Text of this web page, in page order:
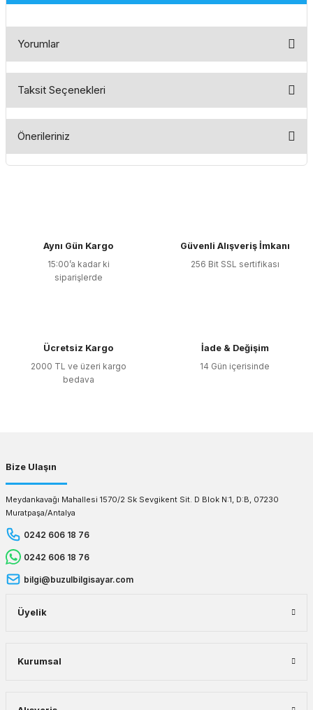
Yorumlar
Taksit Seçenekleri
Önerileriniz
Ürün resmi kalitesiz, bozuk veya görüntülenemiyor.
Ürün açıklamasında eksik bilgiler bulunuyor.
Ürün bilgilerinde hatalar bulunuyor.
Aynı Gün Kargo
15:00’a kadar ki
siparişlerde
Güvenli Alışveriş İmkanı
256 Bit SSL sertifikası
Ücretsiz Kargo
2000 TL ve üzeri kargo
bedava
İade & Değişim
14 Gün içerisinde
Bize Ulaşın
Meydankavağı Mahallesi 1570/2 Sk Sevgikent Sit. D Blok N:1, D:B, 07230
Muratpaşa/Antalya
0242 606 18 76
0242 606 18 76
bilgi@buzulbilgisayar.com
Üyelik
Kurumsal